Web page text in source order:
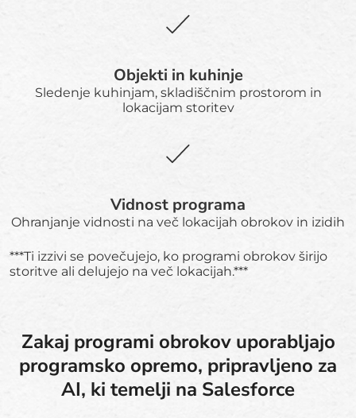
Objekti in kuhinje
Sledenje kuhinjam, skladiščnim prostorom in
lokacijam storitev
Vidnost programa
Ohranjanje vidnosti na več lokacijah obrokov in izidih
***Ti izzivi se povečujejo, ko programi obrokov širijo
storitve ali delujejo na več lokacijah.***
Zakaj programi obrokov uporabljajo
programsko opremo, pripravljeno za
AI, ki temelji na Salesforce